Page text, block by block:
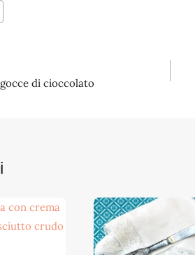
di cioccolato